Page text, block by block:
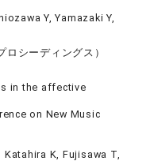
Y, Yamazaki Y,
シーディングス）
in the affective
on New Music
Katahira K, Fujisawa T,